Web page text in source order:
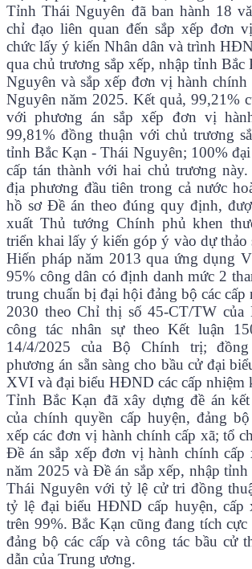
Tỉnh Thái Nguyên đã ban hành 18
chỉ đạo liên quan đến sắp xếp đơn
chức lấy ý kiến Nhân dân và trình
qua chủ trương sắp xếp, nhập tỉnh
Nguyên và sắp xếp đơn vị hành
Nguyên năm 2025. Kết quả, 99,21%
với phương án sắp xếp đơn vị
99,81% đồng thuận với chủ trương
tỉnh Bắc Kạn - Thái Nguyên; 100%
cấp tán thành với hai chủ trương
địa phương đầu tiên trong cả nước
hồ sơ Đề án theo đúng quy định,
xuất Thủ tướng Chính phủ khen
triển khai lấy ý kiến góp ý vào dự thảo
Hiến pháp năm 2013 qua ứng dụng
95% công dân có định danh mức 2
trung chuẩn bị đại hội đảng bộ các
2030 theo Chỉ thị số 45-CT/TW
công tác nhân sự theo Kết luận
14/4/2025 của Bộ Chính trị;
phương án sẵn sàng cho bầu cử đại
XVI và đại biểu HĐND các cấp nhiệm
Tỉnh Bắc Kạn đã xây dựng đề án
của chính quyền cấp huyện, đảng
xếp các đơn vị hành chính cấp xã; tổ
Đề án sắp xếp đơn vị hành chính cấp
năm 2025 và Đề án sắp xếp, nhập
Thái Nguyên với tỷ lệ cử tri đồng
tỷ lệ đại biểu HĐND cấp huyện, cấp
trên 99%. Bắc Kạn cũng đang tích
đảng bộ các cấp và công tác bầu cử
dẫn của Trung ương.